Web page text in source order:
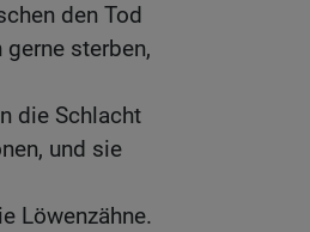
den Tod
sterben,
die Schlacht
und sie
Löwenzähne.